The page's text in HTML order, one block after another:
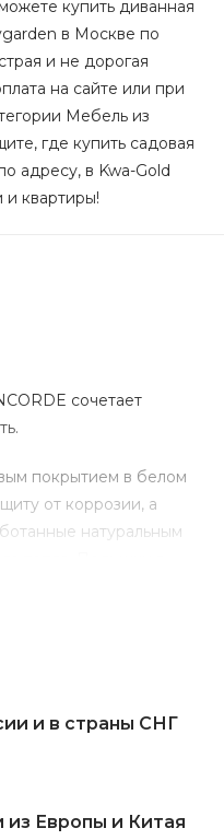
купить диванная
в Москве по
и не дорогая
на сайте или при
Мебель из
где купить садовая
адресу, в Kwa-Gold
и квартиры!
сочетает
покрытием в белом
от коррозии, а
натуральным
и в страны СНГ
Европы и Китая